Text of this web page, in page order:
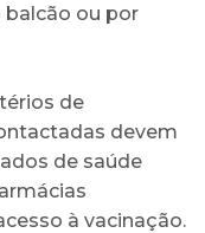
ou por
de
devem
de saúde
à vacinação.